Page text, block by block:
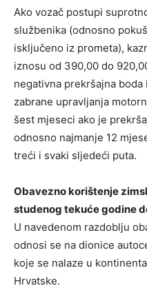
Ako vozač postupi
službenika (odnosno
isključeno iz prometa),
iznosu od 390,00 do
negativna prekršajna
zabrane upravljanja
šest mjeseci ako je
odnosno najmanje 12
treći i svaki sljedeći puta.
Obavezno korištenje
studenog tekuće godine
U navedenom razdoblju
odnosi se na dionice
koje se nalaze u
Hrvatske.